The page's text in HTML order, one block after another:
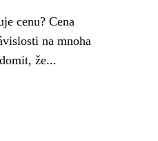
cenu? Cena
na mnoha
že...